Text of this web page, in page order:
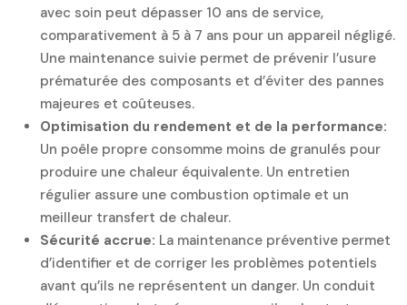
avec soin peut dépasser 10 ans de service,
comparativement à 5 à 7 ans pour un appareil négligé.
Une maintenance suivie permet de prévenir l’usure
prématurée des composants et d’éviter des pannes
majeures et coûteuses.
Optimisation du rendement et de la performance:
Un poêle propre consomme moins de granulés pour
produire une chaleur équivalente. Un entretien
régulier assure une combustion optimale et un
meilleur transfert de chaleur.
Sécurité accrue: La maintenance préventive permet
d’identifier et de corriger les problèmes potentiels
avant qu’ils ne représentent un danger. Un conduit